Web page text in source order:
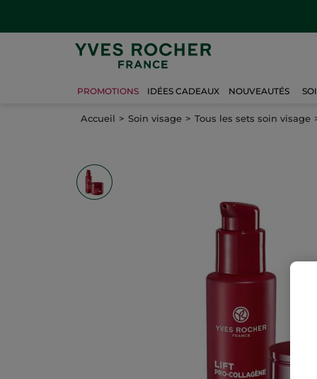
PROMOTIONS IDÉES CADEAUX NOUVEAUTÉS
Accueil Soin visage Tous les sets soin visage